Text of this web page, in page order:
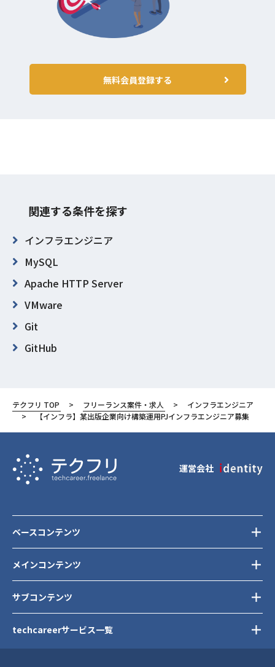
無料会員登録する
関連する条件を探す
インフラエンジニア
MySQL
Apache HTTP Server
VMware
Git
GitHub
Slack
Zabbix
G Suite
東京都
テクフリ TOP フリーランス案件・求人
インフラエンジニア
【インフラ】某出版企業向け構築運用PJインフラエンジニア募集
運営会社
メインコンテンツ
サブコンテンツ
ベースコンテンツ
techcareerサービス一覧